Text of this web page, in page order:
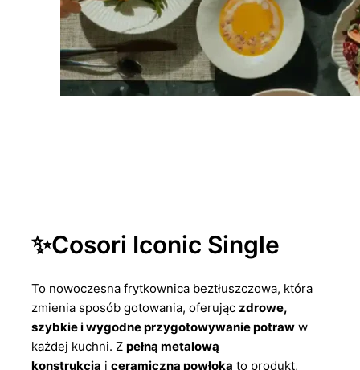
✨Cosori Iconic Single
To nowoczesna frytkownica beztłuszczowa, która
zmienia sposób gotowania, oferując zdrowe,
szybkie i wygodne przygotowywanie potraw w
każdej kuchni. Z pełną metalową
konstrukcją i ceramiczną powłoką to produkt,